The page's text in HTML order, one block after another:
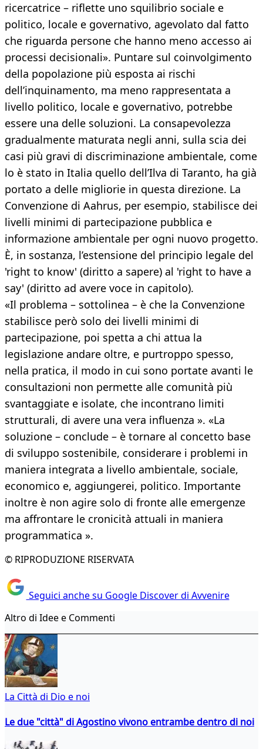
ricercatrice – riflette uno squilibrio sociale e
politico, locale e governativo, agevolato dal fatto
che riguarda persone che hanno meno accesso ai
processi decisionali». Puntare sul coinvolgimento
della popolazione più esposta ai rischi
dell’inquinamento, ma meno rappresentata a
livello politico, locale e governativo, potrebbe
essere una delle soluzioni. La consapevolezza
gradualmente maturata negli anni, sulla scia dei
casi più gravi di discriminazione ambientale, come
lo è stato in Italia quello dell’Ilva di Taranto, ha già
portato a delle migliorie in questa direzione. La
Convenzione di Aahrus, per esempio, stabilisce dei
livelli minimi di partecipazione pubblica e
informazione ambientale per ogni nuovo progetto.
È, in sostanza, l’estensione del principio legale del
'right to know' (diritto a sapere) al 'right to have a
say' (diritto ad avere voce in capitolo).
«Il problema – sottolinea – è che la Convenzione
stabilisce però solo dei livelli minimi di
partecipazione, poi spetta a chi attua la
legislazione andare oltre, e purtroppo spesso,
nella pratica, il modo in cui sono portate avanti le
consultazioni non permette alle comunità più
svantaggiate e isolate, che incontrano limiti
strutturali, di avere una vera influenza ». «La
soluzione – conclude – è tornare al concetto base
di sviluppo sostenibile, considerare i problemi in
maniera integrata a livello ambientale, sociale,
economico e, aggiungerei, politico. Importante
inoltre è non agire solo di fronte alle emergenze
ma affrontare le cronicità attuali in maniera
programmatica ».
© RIPRODUZIONE RISERVATA
Seguici anche su Google Discover di Avvenire
Altro di Idee e Commenti
La Città di Dio e noi
Le due "città" di Agostino vivono entrambe dentro di noi